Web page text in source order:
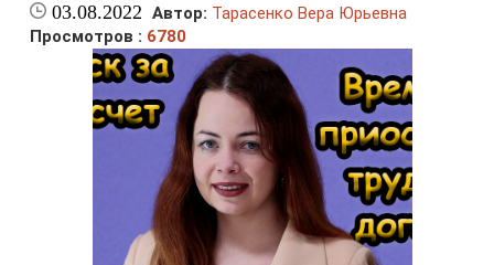
03.08.2022 Автор: Тарасенко Вера Юрьевна
Просмотров : 6780